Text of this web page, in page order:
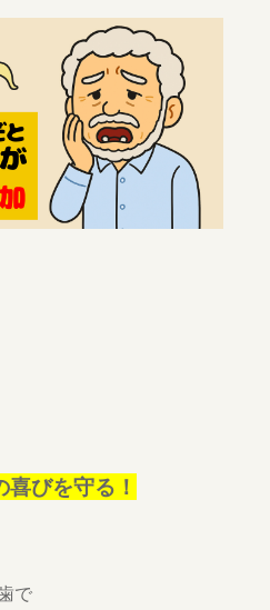
びを守る！
で